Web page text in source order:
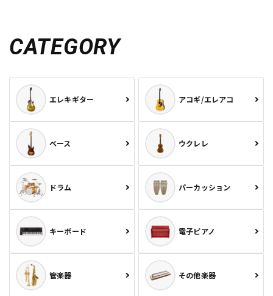
CATEGORY
エレキギター アコギ/エレアコ
ベース ウクレレ
ドラム パーカッション
キーボード 電子ピアノ
管楽器 その他楽器